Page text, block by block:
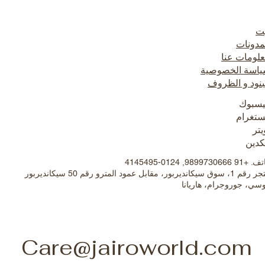
عنا
الخصوصية
و الظروف
9899730666, 0124-4145495
متجر رقم 1، سوق سيكانديربور، مقابل عمود المترو رقم 50 سيكانديربور
جوروجرام، هاريانا
Care@jairoworld.com